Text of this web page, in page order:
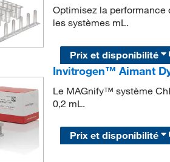
Optimisez la
les systèmes mL.
Prix et disponibilité
Invitrogen™ Aimant
Le MAGnify™ système
0,2 mL.
Prix et disponibilité